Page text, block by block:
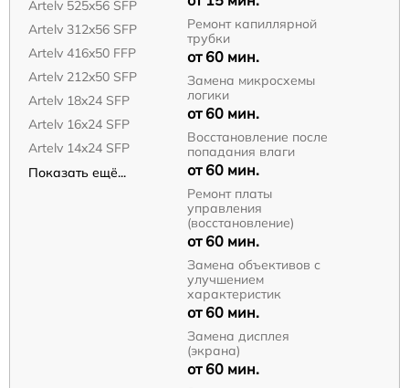
Artelv 525x56 SFP
Artelv 312x56 SFP
Artelv 416x50 FFP
Artelv 212x50 SFP
Artelv 18x24 SFP
Artelv 16x24 SFP
Artelv 14x24 SFP
Показать ещё...
Ремонт капиллярной
трубки
от 60 мин.
Замена микросхемы
логики
от 60 мин.
Восстановление после
попадания влаги
от 60 мин.
Ремонт платы
управления
(восстановление)
от 60 мин.
Замена объективов с
улучшением
характеристик
от 60 мин.
Замена дисплея
(экрана)
от 60 мин.